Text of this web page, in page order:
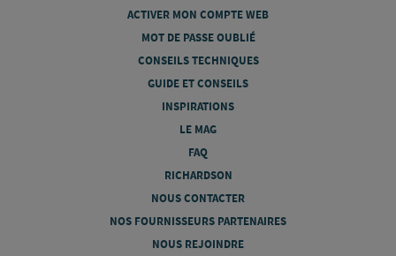
ACTIVER MON COMPTE WEB
MOT DE PASSE OUBLIÉ
CONSEILS TECHNIQUES
GUIDE ET CONSEILS
INSPIRATIONS
LE MAG
FAQ
RICHARDSON
NOUS CONTACTER
NOS FOURNISSEURS PARTENAIRES
NOUS REJOINDRE